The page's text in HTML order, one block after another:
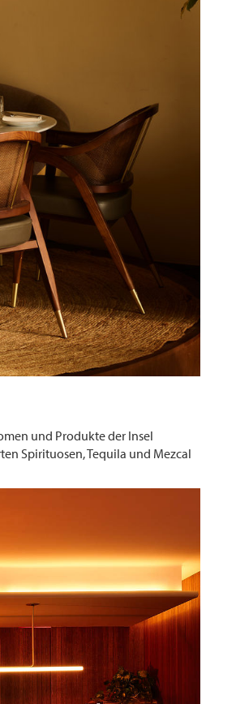
und Produkte der Insel
Spirituosen, Tequila und Mezcal